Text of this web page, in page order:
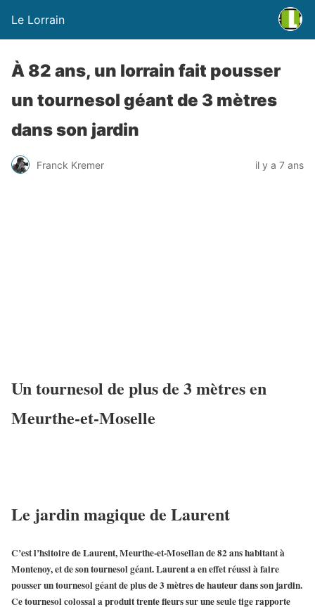
Le Lorrain
À 82 ans, un lorrain fait pousser
un tournesol géant de 3 mètres
dans son jardin
Franck Kremer il y a 7 ans
Un tournesol de plus de 3 mètres en
Meurthe-et-Moselle
Le jardin magique de Laurent
C’est l’hsitoire deLaurent,Meurthe-et-Mosellan de 82 anshabitant à
Montenoy, et de sontournesol géant. Laurent a en effet réussi à faire
pousser untournesol géant de plus de 3 mètres de hauteurdans son jardin.
Ce tournesol colossal a produittrente fleurs sur une seule tigerapporte